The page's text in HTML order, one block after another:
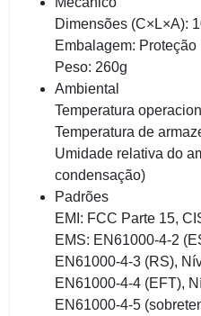
Dimensões (C×L×A):
Embalagem:
Peso: 260g
Ambiental
Temperatura
Temperatura de
Umidade relativa do
condensação)
Padrões
EMI: FCC Parte 15,
EMS: EN61000-4-2
EN61000-4-3 (RS),
EN61000-4-4 (EFT),
EN61000-4-5